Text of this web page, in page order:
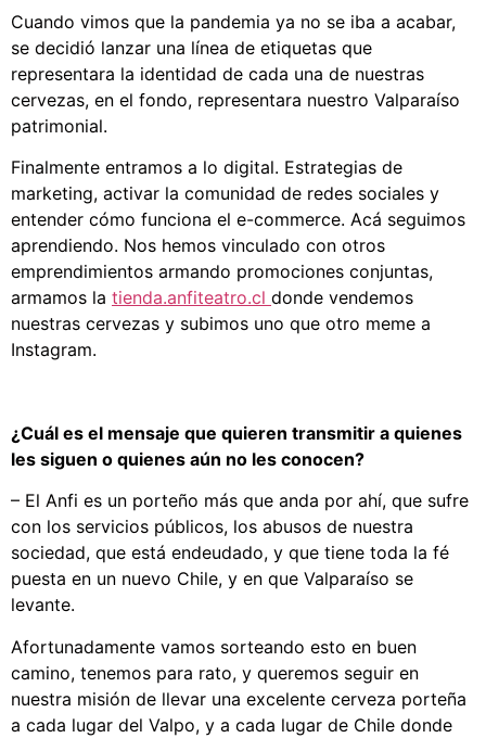
Cuando vimos que la pandemia ya no se iba a acabar,
se decidió lanzar una línea de etiquetas que
representara la identidad de cada una de nuestras
cervezas, en el fondo, representara nuestro Valparaíso
patrimonial.
Finalmente entramos a lo digital. Estrategias de
marketing, activar la comunidad de redes sociales y
entender cómo funciona el e-commerce. Acá seguimos
aprendiendo. Nos hemos vinculado con otros
emprendimientos armando promociones conjuntas,
armamos la tienda.anfiteatro.cl donde vendemos
nuestras cervezas y subimos uno que otro meme a
Instagram.
¿Cuál es el mensaje que quieren transmitir a quienes
les siguen o quienes aún no les conocen?
– El Anfi es un porteño más que anda por ahí, que sufre
con los servicios públicos, los abusos de nuestra
sociedad, que está endeudado, y que tiene toda la fé
puesta en un nuevo Chile, y en que Valparaíso se
levante.
Afortunadamente vamos sorteando esto en buen
camino, tenemos para rato, y queremos seguir en
nuestra misión de llevar una excelente cerveza porteña
a cada lugar del Valpo, y a cada lugar de Chile donde